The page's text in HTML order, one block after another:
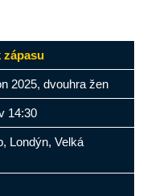
zápasu
2025, dvouhra žen
14:30
Londýn, Velká